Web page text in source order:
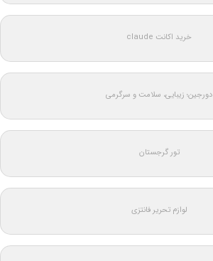
خرید اکانت claude
دورجین؛ زیبایی، سلامت و سرگرمی
تور گرجستان
لوازم تحریر فانتزی